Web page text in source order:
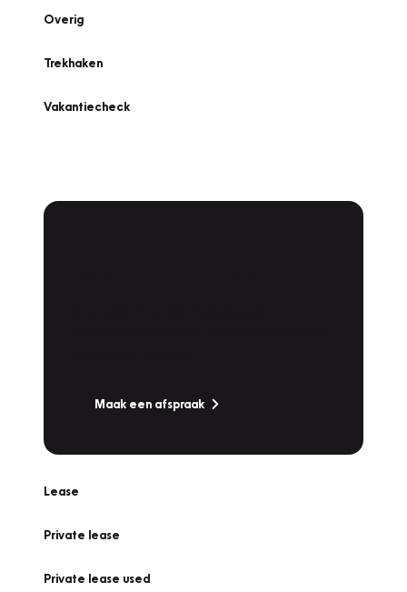
Overig
Trekhaken
Vakantiecheck
Maak een afspraak
Lease
Private lease
Private lease used